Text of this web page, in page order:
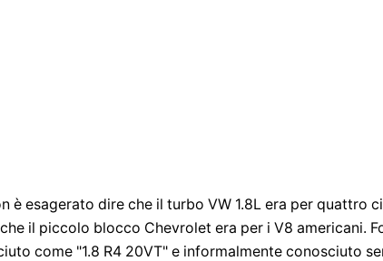
è esagerato dire che il turbo VW 1.8L era per quattro
il piccolo blocco Chevrolet era per i V8 americani.
come "1.8 R4 20VT" e informalmente conosciuto